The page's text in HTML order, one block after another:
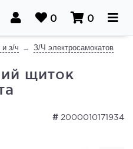
0 0
з/ч З/Ч электросамокатов
щиток
# 2000010171934